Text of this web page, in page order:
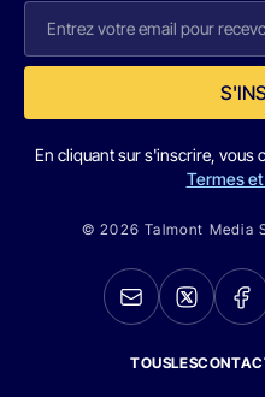
En cliquant sur s'inscrire, vous
Termes
© 2026 Talmont Media